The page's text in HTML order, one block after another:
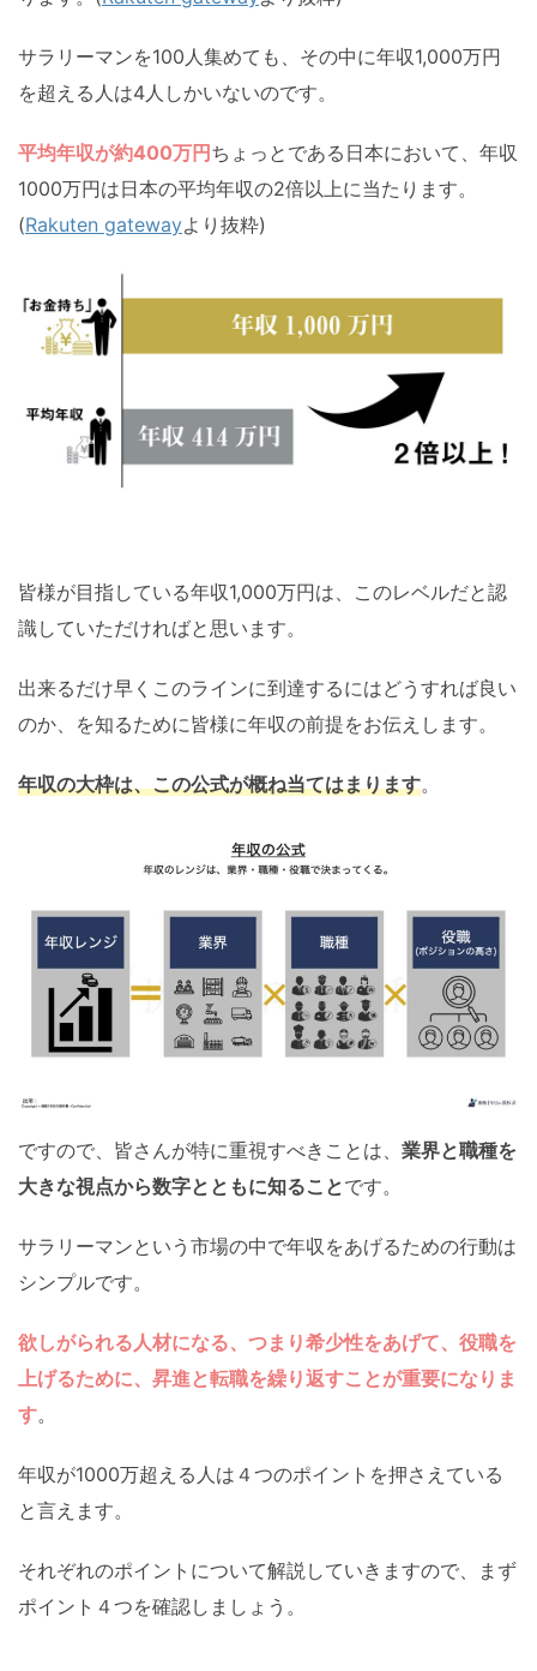
サラリーマンを100人集めても、その中に年収1,000万円
を超える人は4人しかいないのです。
平均年収が約400万円 ちょっとである日本において、年収
1000万円は日本の平均年収の2倍以上に当たります。
(Rakuten gatewayより抜粋)
皆様が目指している年収1,000万円は、このレベルだと認
識していただければと思います。
出来るだけ早くこのラインに到達するにはどうすれば良い
のか、を知るために皆様に年収の前提をお伝えします。
年収の大枠は、この公式が概ね当てはまります。
ですので、皆さんが特に重視すべきことは、 業界と職種を
大きな視点から数字とともに知ることです。
サラリーマンという市場の中で年収をあげるための行動は
シンプルです。
欲しがられる人材になる、つまり希少性をあげて、役職を
上げるために、昇進と転職を繰り返すことが重要になりま
す。
年収が1000万超える人は４つのポイントを押さえている
と言えます。
それぞれのポイントについて解説していきますので、まず
ポイント４つを確認しましょう。